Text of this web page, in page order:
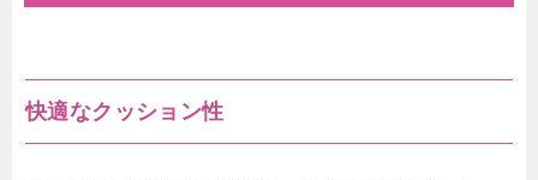
快適なクッション性